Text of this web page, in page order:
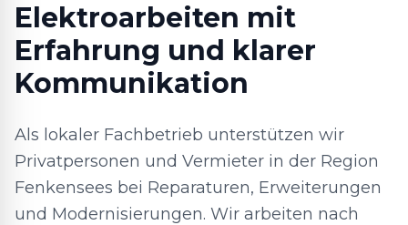
Elektroarbeiten mit
Erfahrung und klarer
Kommunikation
Als lokaler Fachbetrieb unterstützen wir
Privatpersonen und Vermieter in der Region
Fenkensees bei Reparaturen, Erweiterungen
und Modernisierungen. Wir arbeiten nach